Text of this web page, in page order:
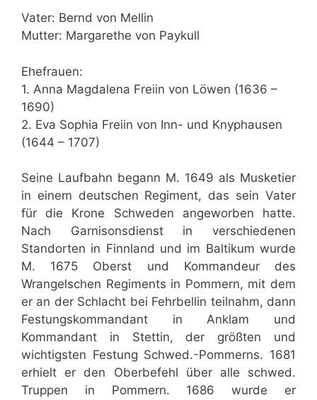
Vater: Bernd von Mellin
Mutter: Margarethe von Paykull
Ehefrauen:
1. Anna Magdalena Freiin von Löwen (1636 –
1690)
2. Eva Sophia Freiin von Inn- und Knyphausen
(1644 – 1707)
Seine Laufbahn begann M. 1649 als Musketier
in einem deutschen Regiment, das sein Vater
für die Krone Schweden angeworben hatte.
Nach Garnisonsdienst in verschiedenen
Standorten in Finnland und im Baltikum wurde
M. 1675 Oberst und Kommandeur des
Wrangelschen Regiments in Pommern, mit dem
er an der Schlacht bei Fehrbellin teilnahm, dann
Festungskommandant in Anklam und
Kommandant in Stettin, der größten und
wichtigsten Festung Schwed.-Pommerns. 1681
erhielt er den Oberbefehl über alle schwed.
Truppen in Pommern. 1686 wurde er